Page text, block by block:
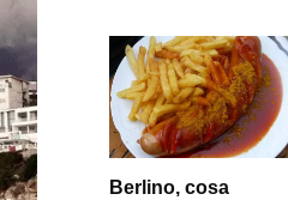
Berlino, cosa